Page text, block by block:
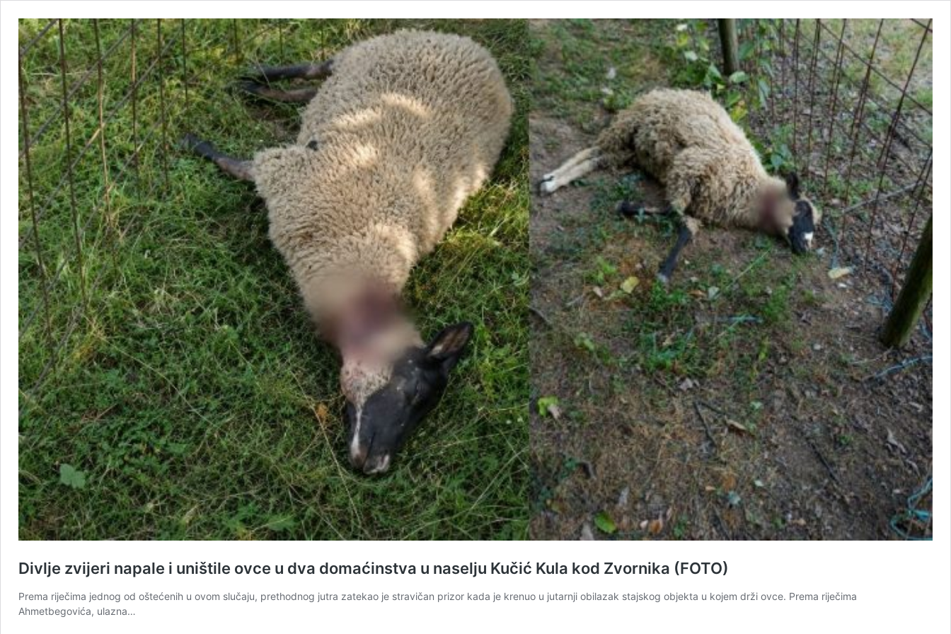
Divlje zvijeri napale i uništile ovce u dva domaćinstva u naselju Kučić Kula kod Zvornika (FOTO)
Prema riječima jednog od oštećenih u ovom slučaju, prethodnog jutra zatekao je stravičan prizor kada je krenuo u jutarnji obilazak stajskog objekta u kojem drži ovce. Prema riječima
Ahmetbegovića, ulazna…